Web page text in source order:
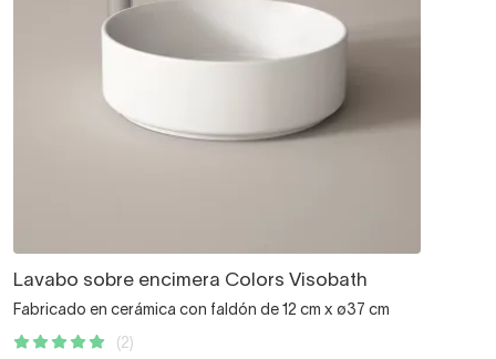
Lavabo sobre encimera Colors Visobath
Fabricado en cerámica con faldón de 12 cm x ø37 cm
(2)